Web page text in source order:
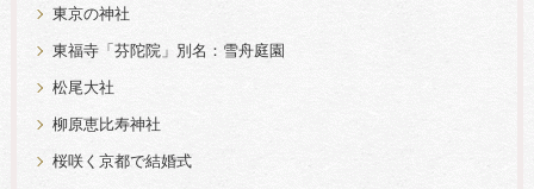
東京の神社
東福寺「芬陀院」別名：雪舟庭園
松尾大社
柳原恵比寿神社
桜咲く京都で結婚式